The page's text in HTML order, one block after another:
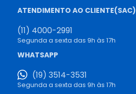
ATENDIMENTO AO CLIENTE(SAC)
(11) 4000-2991
Segunda a sexta das 9h às 17h
WHATSAPP
(19) 3514-3531
Segunda a sexta das 9h às 17h